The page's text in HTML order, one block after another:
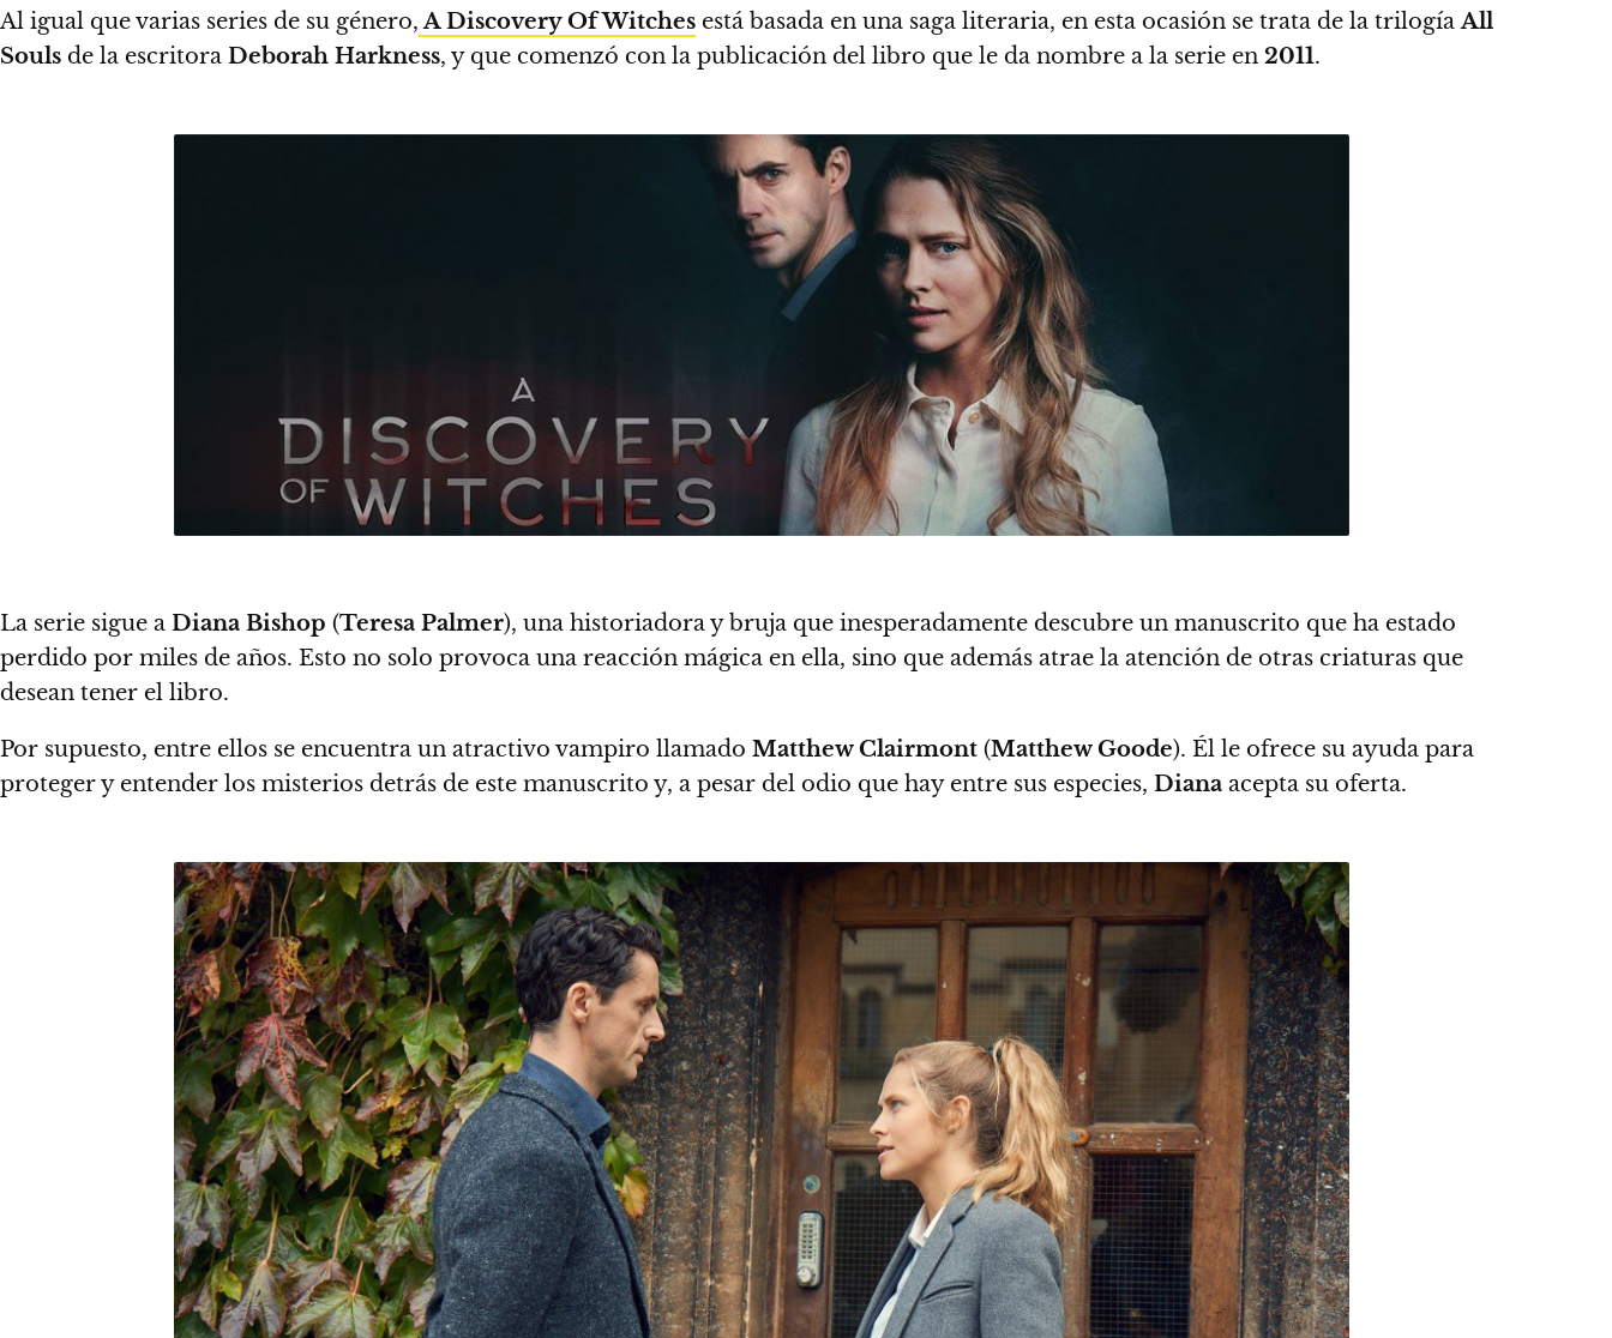
Al igual que varias series de su género,A Discovery Of Witches está basada en una saga literaria, en esta ocasión se trata de la trilogíaAll
Souls de la escritora Deborah Harkness, y que comenzó con la publicación del libro que le da nombre a la serie en 2011.
La serie sigue a Diana Bishop (Teresa Palmer), una historiadora y bruja que inesperadamente descubre un manuscrito que ha estado
perdido por miles de años. Esto no solo provoca una reacción mágica en ella, sino que además atrae la atención de otras criaturas que
desean tener el libro.
Por supuesto, entre ellos se encuentra un atractivo vampiro llamado Matthew Clairmont (Matthew Goode). Él le ofrece su ayuda para
proteger y entender los misterios detrás de este manuscrito y, a pesar del odio que hay entre sus especies, Diana acepta su oferta.